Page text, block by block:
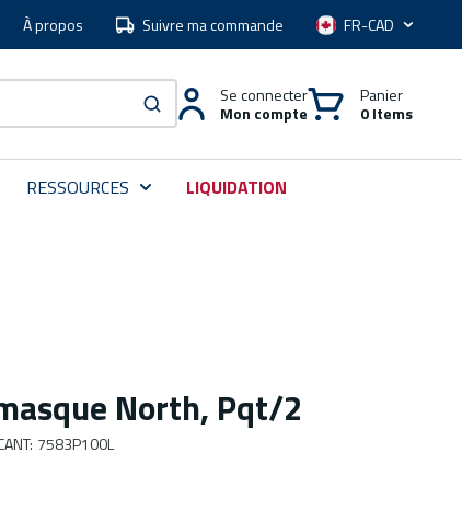
À propos Suivre ma commande Langue
soumettre une recherche
Se connecter
Mon compte
Panier
0 Items
RESSOURCES LIQUIDATION
North, Pqt/2
: 7583P100L